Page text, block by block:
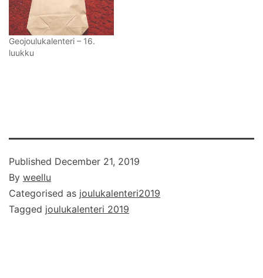
Geojoulukalenteri – 16.
luukku
Published December 21, 2019
By weellu
Categorised as joulukalenteri2019
Tagged joulukalenteri 2019